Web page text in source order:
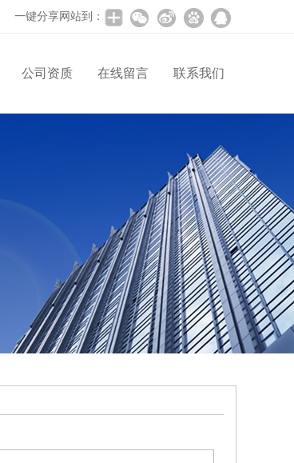
一键分享网站到：
公司资质 在线留言 联系我们